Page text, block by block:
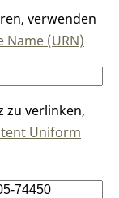
verwenden
Name (URN)
zu verlinken,
Uniform